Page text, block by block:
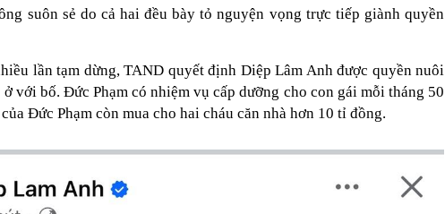
suôn sẻ do cả hai đều bày tỏ nguyện vọng trực tiếp giành quyền
lần tạm dừng, TAND quyết định Diệp Lâm Anh được quyền nuôi
với bố. Đức Phạm có nhiệm vụ cấp dưỡng cho con gái mỗi tháng 50
Đức Phạm còn mua cho hai cháu căn nhà hơn 10 tỉ đồng.